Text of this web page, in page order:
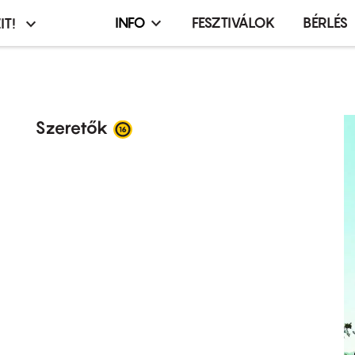
Infó,
menü
INFO FESZTIVÁLOK BÉRLÉS
Szeretők